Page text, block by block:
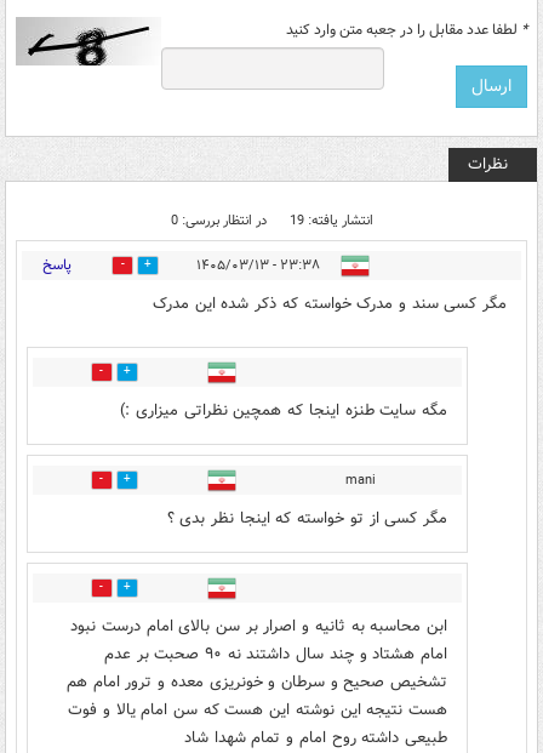
* لطفا عدد مقابل را در جعبه متن وارد کنید
نظرات
انتشار یافته: 19 در انتظار بررسی: 0
۲۳:۳۸ - ۱۴۰۵/۰۳/۱۳ 2 پاسخ
مگر کسی سند و مدرک خواسته که ذکر شده این مدرک
0
مگه سایت طنزه اینجا که همچین نظراتی میزاری :)
mani
0
مگر کسی از تو خواسته که اینجا نظر بدی ؟
0
ابن محاسبه به ثانیه و اصرار بر سن بالای امام درست نبود
امام هشتاد و چند سال داشتند نه ۹۰ صحبت بر عدم
تشخیص صحیح و سرطان و خونریزی معده و ترور امام هم
هست نتیجه این نوشته این هست که سن امام یالا و فوت
طبیعی داشته روح امام و تمام شهدا شاد